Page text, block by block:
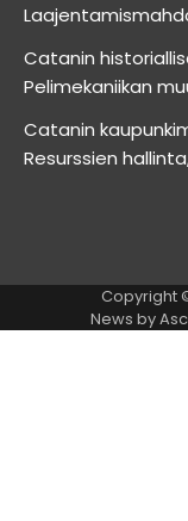
Catanin
Pelimekaniikan
Catanin
Resurssien
Copyright
News by